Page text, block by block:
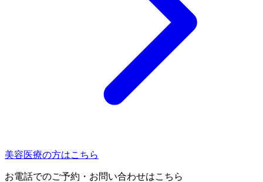
美容医療の方はこちら
お電話でのご予約・お問い合わせはこちら